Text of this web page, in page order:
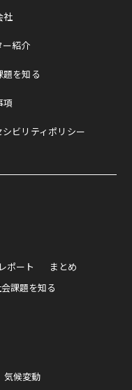
社
ー紹介
題を知る
項
シビリティポリシー
レポート
まとめ
課題を知る
気候変動